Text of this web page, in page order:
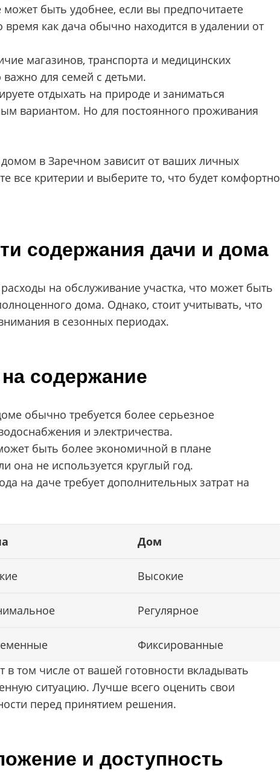
быть удобнее, если вы предпочитаете
время как дача обычно находится в удалении от
магазинов, транспорта и медицинских
для семей с детьми.
отдыхать на природе и заниматься
вариантом. Но для постоянного проживания
в Заречном зависит от ваших личных
все критерии и выберите то, что будет комфортно
содержания дачи и дома
на обслуживание участка, что может быть
дома. Однако, стоит учитывать, что
в сезонных периодах.
содержание
обычно требуется более серьезное
и электричества.
быть более экономичной в плане
она не используется круглый год.
на даче требует дополнительных затрат на
Дом
Высокие
Регулярное
Фиксированные
том числе от вашей готовности вкладывать
ситуацию. Лучше всего оценить свои
перед принятием решения.
и доступность